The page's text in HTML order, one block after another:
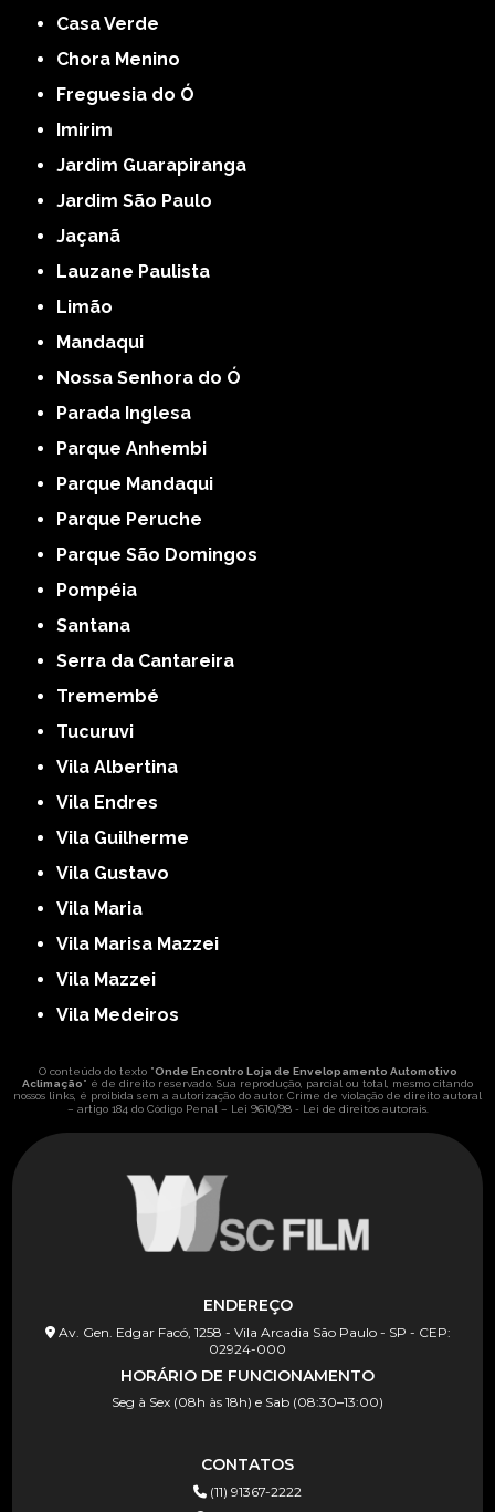
Casa Verde
Chora Menino
Freguesia do Ó
Imirim
Jardim Guarapiranga
Jardim São Paulo
Jaçanã
Lauzane Paulista
Limão
Mandaqui
Nossa Senhora do Ó
Parada Inglesa
Parque Anhembi
Parque Mandaqui
Parque Peruche
Parque São Domingos
Pompéia
Santana
Serra da Cantareira
Tremembé
Tucuruvi
Vila Albertina
Vila Endres
Vila Guilherme
Vila Gustavo
Vila Maria
Vila Marisa Mazzei
Vila Mazzei
Vila Medeiros
O conteúdo do texto "Onde Encontro Loja de Envelopamento Automotivo
Aclimação" é de direito reservado. Sua reprodução, parcial ou total, mesmo citando
nossos links, é proibida sem a autorização do autor. Crime de violação de direito autoral
– artigo 184 do Código Penal – Lei 9610/98 - Lei de direitos autorais.
ENDEREÇO
Av. Gen. Edgar Facó, 1258 - Vila Arcadia São Paulo - SP - CEP:
02924-000
HORÁRIO DE FUNCIONAMENTO
Seg à Sex (08h às 18h) e Sab (08:30–13:00)
CONTATOS
(11) 91367-2222